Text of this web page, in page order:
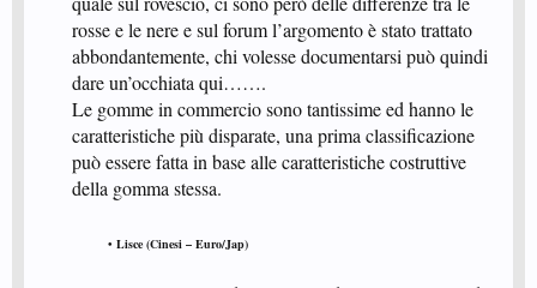
rosse e le nere e sul forum l’argomento è stato trattato
abbondantemente, chi volesse documentarsi può quindi
dare un’occhiata qui…….
Le gomme in commercio sono tantissime ed hanno le
caratteristiche più disparate, una prima classificazione
può essere fatta in base alle caratteristiche costruttive
della gomma stessa. ​
• Lisce (Cinesi – Euro/Jap)